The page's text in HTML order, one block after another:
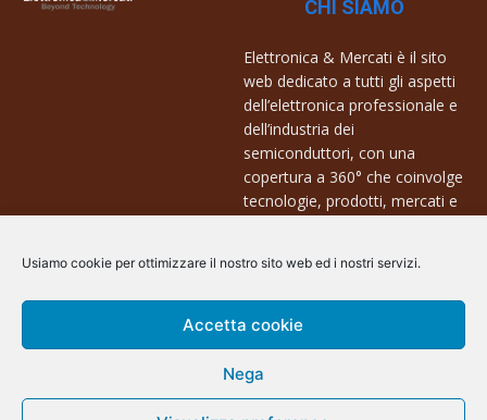
Usiamo cookie per ottimizzare il nostro sito web ed i nostri servizi.
Accetta cookie
Nega
CHI SIAMO
Elettronica & Mercati è il sito
web dedicato a tutti gli aspetti
dell’elettronica professionale e
dell’industria dei
semiconduttori, con una
copertura a 360° che coinvolge
tecnologie, prodotti, mercati e
Contatti:
info@arscommunication.it